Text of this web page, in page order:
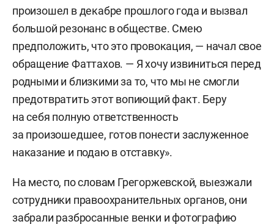
произошел в декабре прошлого года и вызвал
большой резонанс в обществе. Смею
предположить, что это провокация, — начал свое
обращение Фаттахов. — Я хочу извиниться перед
родными и близкими за то, что мы не смогли
предотвратить этот вопиющий факт. Беру
на себя полную ответственность
за произошедшее, готов понести заслуженное
наказание и подаю в отставку».
На место, по словам Грегоржевской, выезжали
сотрудники правоохранительных органов, они
забрали разбросанные венки и фотографию